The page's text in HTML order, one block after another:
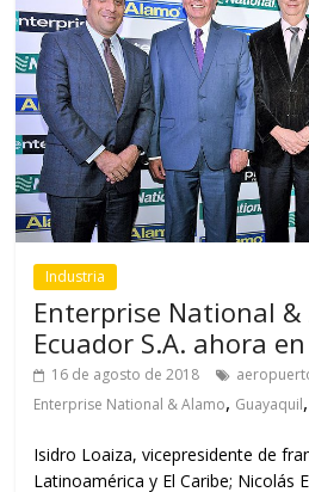
Industria
Enterprise National &
Ecuador S.A. ahora
16 de agosto de 2018
Enterprise National & Alamo, Guayaquil,
Isidro Loaiza, vicepresidente de
Latinoamérica y El Caribe; Nicolás